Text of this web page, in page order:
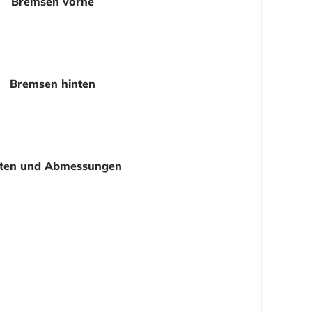
Bremsen hinten
und Abmessungen